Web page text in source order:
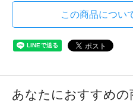
この商品につい
あなたにおすすめの